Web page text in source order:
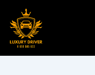
contenu